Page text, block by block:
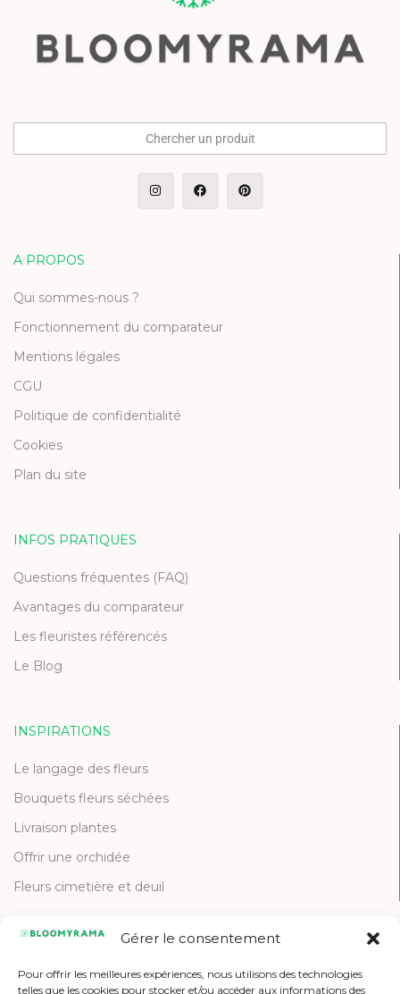
Gérer le consentement
Pour offrir les meilleures expériences, nous utilisons des technologies
telles que les cookies pour stocker et/ou accéder aux informations des
Chercher un produit
A PROPOS
Qui sommes-nous ?
Fonctionnement du comparateur
Mentions légales
CGU
Politique de confidentialité
Cookies
Plan du site
INFOS PRATIQUES
Questions fréquentes (FAQ)
Avantages du comparateur
Les fleuristes référencés
Le Blog
INSPIRATIONS
Le langage des fleurs
Bouquets fleurs séchées
Livraison plantes
Offrir une orchidée
Fleurs cimetière et deuil
Contactez-nous